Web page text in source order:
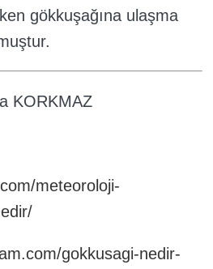
gökkuşağına ulaşma
KORKMAZ
meteoroloji-
gokkusagi-nedir-